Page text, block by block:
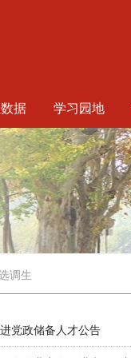
据 学习园地
调生
党政储备人才公告